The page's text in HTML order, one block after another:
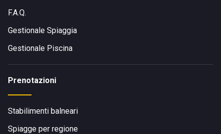
F.A.Q.
Gestionale Spiaggia
Gestionale Piscina
Prenotazioni
Stabilimenti balneari
Spiagge per regione